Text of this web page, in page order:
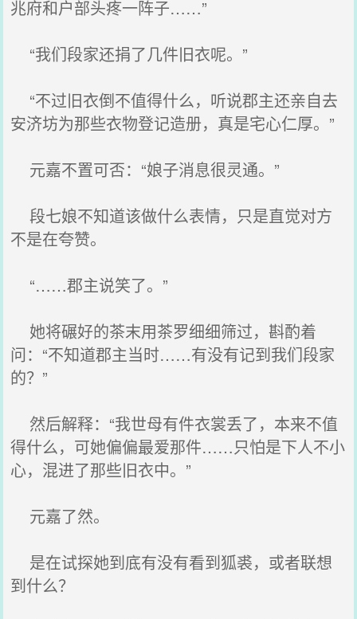
兆府和户部头疼一阵子……”
“我们段家还捐了几件旧衣呢。”
“不过旧衣倒不值得什么，听说郡主还亲自去
安济坊为那些衣物登记造册，真是宅心仁厚。”
元嘉不置可否：“娘子消息很灵通。”
段七娘不知道该做什么表情，只是直觉对方
不是在夸赞。
“……郡主说笑了。”
她将碾好的茶末用茶罗细细筛过，斟酌着
问：“不知道郡主当时……有没有记到我们段家
的？”
然后解释：“我世母有件衣裳丢了，本来不值
得什么，可她偏偏最爱那件……只怕是下人不小
心，混进了那些旧衣中。”
元嘉了然。
是在试探她到底有没有看到狐裘，或者联想
到什么？